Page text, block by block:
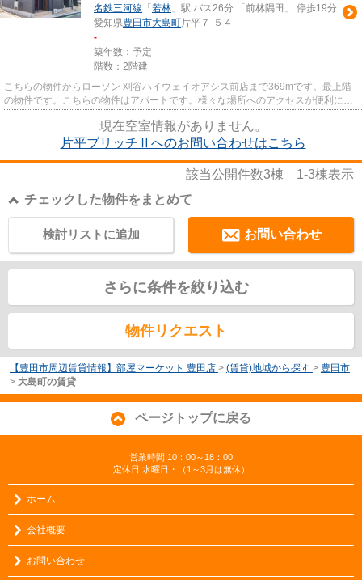
名鉄三河線 「 若林 」駅 バス26分 「前林隅田」 停歩19分
愛知県豊田市大島町片平７-５４
-
築年数：予定
階数：2階建
こちらの物件からローソン 刈谷ハイウェイオアシス前店まで369mです。最上階
の物件です。こちらの物件はアパートです。様々な場所へのアクセスが便利にな
現在空室情報がありません。
片平ブリッチⅡへのお問い合わせはこちら
該当公開件数3棟 1-3棟表示
チェックした物件をまとめて
お問い合わせ
検討リストに追加
さらに条件を絞り込む
物件リクエスト
【豊田市周辺賃貸情報】部屋マーケット 豊田店 > (賃貸)地域から探す > 豊田市
> 大島町の賃貸
ページトップに戻る
営業時間:10：00～18：00
定休日:水曜日・（1～3月は無休）
ホーム
会社概要
お問い合わせ